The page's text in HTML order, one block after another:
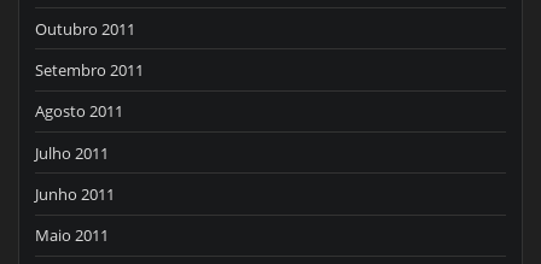
Outubro 2011
Setembro 2011
Agosto 2011
Julho 2011
Junho 2011
Maio 2011